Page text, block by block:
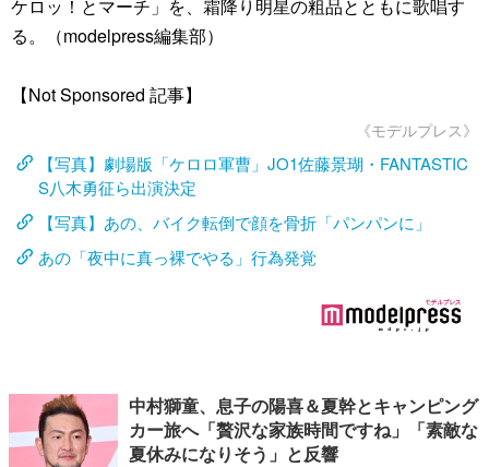
ケロッ！とマーチ」を、霜降り明星の粗品とともに歌唱す
る。（modelpress編集部）
【Not Sponsored 記事】
《モデルプレス》
【写真】劇場版「ケロロ軍曹」JO1佐藤景瑚・FANTASTIC
S八木勇征ら出演決定
【写真】あの、バイク転倒で顔を骨折「パンパンに」
あの「夜中に真っ裸でやる」行為発覚
中村獅童、息子の陽喜＆夏幹とキャンピング
カー旅へ「贅沢な家族時間ですね」「素敵な
夏休みになりそう」と反響